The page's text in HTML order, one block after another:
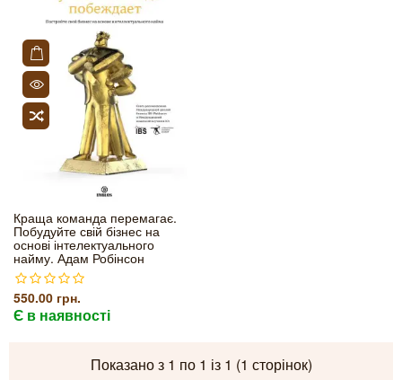
Краща команда перемагає.
Побудуйте свій бізнес на
основі інтелектуального
найму. Адам Робінсон
550.00 грн.
Є в наявності
Показано з 1 по 1 із 1 (1 сторінок)